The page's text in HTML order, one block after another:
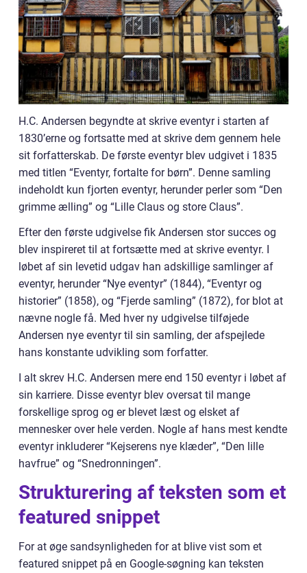
H.C. Andersen begyndte at skrive eventyr i starten af
1830’erne og fortsatte med at skrive dem gennem hele
sit forfatterskab. De første eventyr blev udgivet i 1835
med titlen “Eventyr, fortalte for børn”. Denne samling
indeholdt kun fjorten eventyr, herunder perler som “Den
grimme ælling” og “Lille Claus og store Claus”.
Efter den første udgivelse fik Andersen stor succes og
blev inspireret til at fortsætte med at skrive eventyr. I
løbet af sin levetid udgav han adskillige samlinger af
eventyr, herunder “Nye eventyr” (1844), “Eventyr og
historier” (1858), og “Fjerde samling” (1872), for blot at
nævne nogle få. Med hver ny udgivelse tilføjede
Andersen nye eventyr til sin samling, der afspejlede
hans konstante udvikling som forfatter.
I alt skrev H.C. Andersen mere end 150 eventyr i løbet af
sin karriere. Disse eventyr blev oversat til mange
forskellige sprog og er blevet læst og elsket af
mennesker over hele verden. Nogle af hans mest kendte
eventyr inkluderer “Kejserens nye klæder”, “Den lille
havfrue” og “Snedronningen”.
Strukturering af teksten som et
featured snippet
For at øge sandsynligheden for at blive vist som et
featured snippet på en Google-søgning kan teksten